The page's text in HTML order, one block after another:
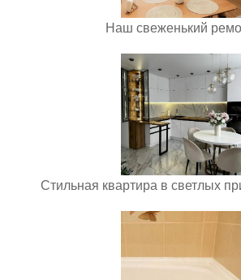
Наш свеженький
Стильная квартира в светлых